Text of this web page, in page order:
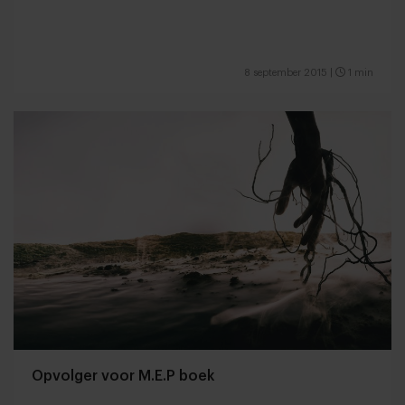
8 september 2015 1 min
Opvolger voor M.E.P boek